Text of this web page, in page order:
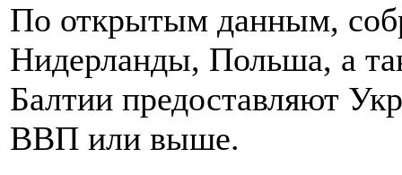
По открытым данным,
Нидерланды, Польша, а
Балтии предоставляют
ВВП или выше.